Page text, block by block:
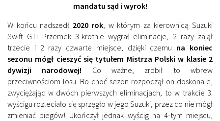
mandatu sąd i wyrok!
W końcu nadszedł 2020 rok , w którym za kierownicą Suzuki
Swift GTi Przemek 3-krotnie wygrał eliminacje, 2 razy zajął
trzecie i 2 razy czwarte miejsce, dzięki czemu na koniec
sezonu mógł cieszyć się tytułem Mistrza Polski w klasie 2
dywizji narodowej! Co ważne, zrobił to wbrew
przeciwnościom losu. Bo choć sezon rozpoczął on doskonale,
zwyciężając w dwóch pierwszych eliminacjach, to w trakcie 3.
wyścigu rozleciało się sprzęgło w jego Suzuki, przez co nie mógł
zmieniać biegów! Ukończył jednak wyścig na 4-tym miejscu,